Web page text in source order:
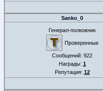
Sanko_0
Генерал-полковник
Проверенные
Сообщений: 922
Награды: 1
Репутация: 12